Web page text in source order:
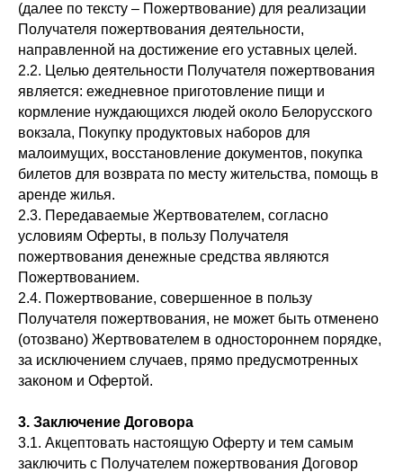
(далее по тексту – Пожертвование) для реализации
Получателя пожертвования деятельности,
направленной на достижение его уставных целей.
2.2. Целью деятельности Получателя пожертвования
является: ежедневное приготовление пищи и
кормление нуждающихся людей около Белорусского
вокзала, Покупку продуктовых наборов для
малоимущих, восстановление документов, покупка
билетов для возврата по месту жительства, помощь в
аренде жилья.
2.3. Передаваемые Жертвователем, согласно
условиям Оферты, в пользу Получателя
пожертвования денежные средства являются
Пожертвованием.
2.4. Пожертвование, совершенное в пользу
Получателя пожертвования, не может быть отменено
(отозвано) Жертвователем в одностороннем порядке,
за исключением случаев, прямо предусмотренных
законом и Офертой.
3. Заключение Договора
3.1. Акцептовать настоящую Оферту и тем самым
заключить с Получателем пожертвования Договор